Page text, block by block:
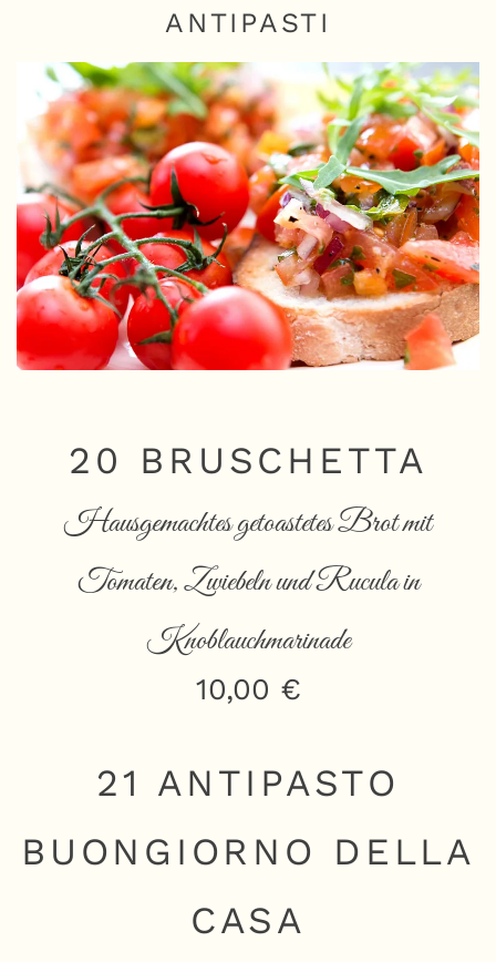
ANTIPASTI
20 BRUSCHETTA
Hausgemachtes getoastetes Brot mit
Tomaten, Zwiebeln und Rucula in
Knoblauchmarinade
10,00 €
21 ANTIPASTO
BUONGIORNO DELLA
CASA